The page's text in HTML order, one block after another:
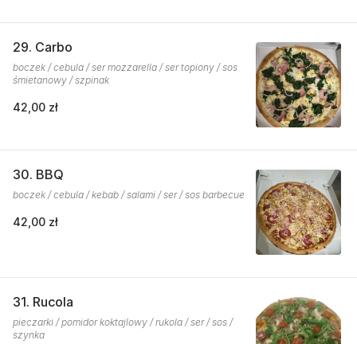
29. Carbo
boczek / cebula / ser mozzarella / ser topiony / sos
śmietanowy / szpinak
42,00 zł
30. BBQ
boczek / cebula / kebab / salami / ser / sos barbecue
42,00 zł
31. Rucola
pieczarki / pomidor koktajlowy / rukola / ser / sos /
szynka